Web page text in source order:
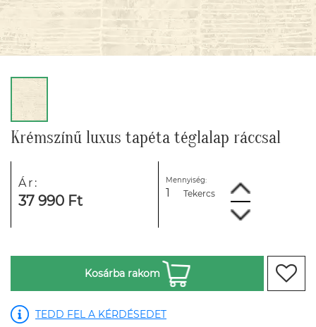
Krémszínű luxus tapéta téglalap ráccsal
Ár:
37 990 Ft
Mennyiség:
Tekercs
Kosárba rakom
TEDD FEL A KÉRDÉSEDET